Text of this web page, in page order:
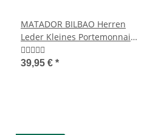
MATADOR BILBAO Herren
Leder Kleines Portemonnaie
Klein RFID Retro
39,95 € *